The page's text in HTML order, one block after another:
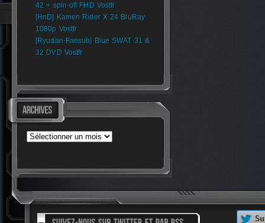
42 + spin-off FHD Vostfr
[HnD] Kamen Rider X 24 BluRay
1080p Vostfr
[Ryudan-Fansub] Blue SWAT 31 &
32 DVD Vostfr
Archives